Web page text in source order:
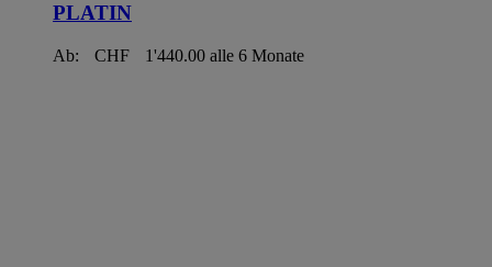
PLATIN
Ab: CHF 1'440.00 alle 6 Monate